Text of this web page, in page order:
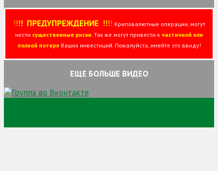
!!!!ПРЕДУПРЕЖДЕНИЕ !!!! Криповалютные операции, могут
нести существенные риски . Так же могут привести к частичной или
полной потереВаших инвестиций. Пожалуйста, имейте это ввиду!
ЕЩЕ БОЛЬШЕ ВИДЕО